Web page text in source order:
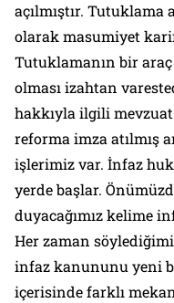
açılmıştır.
olarak masumiyet
Tutuklamanın bir
olması izahtan
hakkıyla ilgili
reforma imza atılmış
işlerimiz var. İnfaz
yerde başlar.
duyacağımız kelime
Her zaman
infaz kanununu yeni
içerisinde farklı